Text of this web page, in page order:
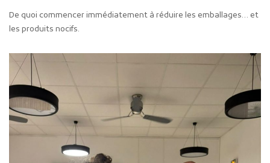
De quoi commencer immédiatement à réduire les emballages… et
les produits nocifs.